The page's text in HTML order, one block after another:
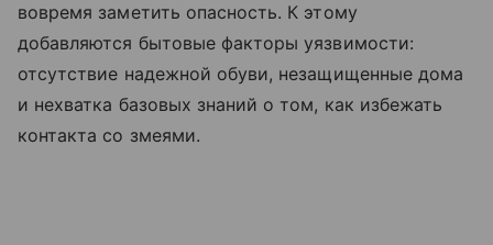
вовремя заметить опасность. К этому
добавляются бытовые факторы уязвимости:
отсутствие надежной обуви, незащищенные дома
и нехватка базовых знаний о том, как избежать
контакта со змеями.